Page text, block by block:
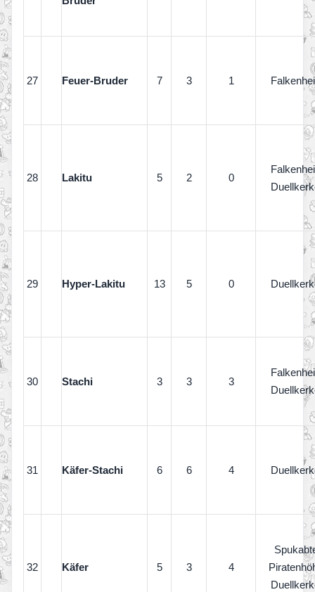
27 Feuer-Bruder 7 3 1
28 Lakitu 5 2 0
29 Hyper-Lakitu 13 5 0
30 Stachi 3 3 3
31 Käfer-Stachi 6 6 4
32 Käfer 5 3 4